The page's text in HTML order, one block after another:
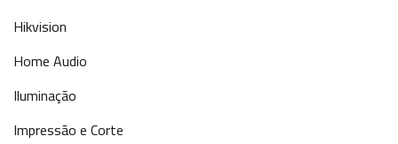
Hikvision
Home Audio
Iluminação
Impressão e Corte